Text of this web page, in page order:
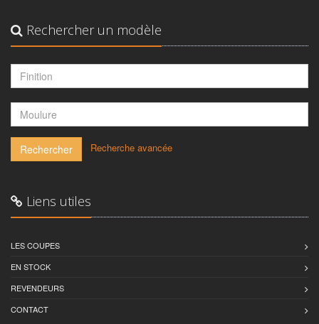
Rechercher un modèle
Rechercher Recherche avancée
Liens utiles
LES COUPES
EN STOCK
REVENDEURS
CONTACT